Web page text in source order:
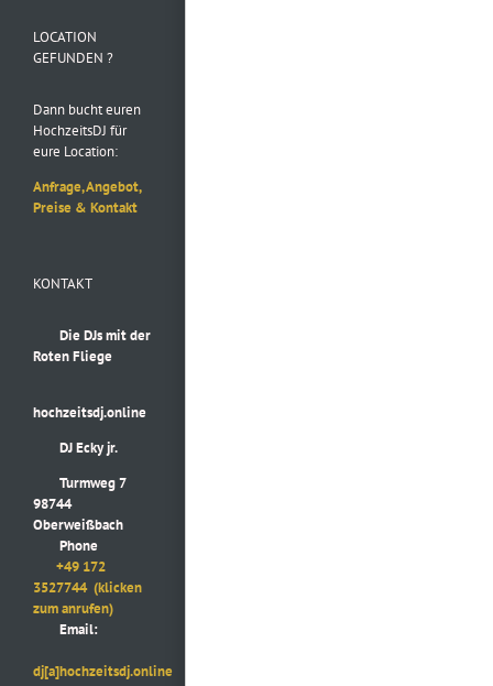
LOCATION
GEFUNDEN ?
Dann bucht euren
HochzeitsDJ für
eure Location:
Anfrage, Angebot,
Preise & Kontakt
KONTAKT
Die DJs mit der
Roten Fliege
hochzeitsdj.online
DJ Ecky jr.
Turmweg 7
98744
Oberweißbach
Phone
+49 172
3527744 (klicken
zum anrufen)
Email:
dj[a]hochzeitsdj.online